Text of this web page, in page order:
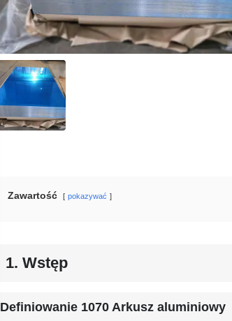
Zawartość pokazywać
1. Wstęp
Definiowanie 1070 Arkusz aluminiowy